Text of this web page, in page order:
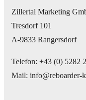
Zillertal Marketing
Tresdorf 101
A-9833 Rangersdorf
Telefon: +43 (0) 5282
Mail: info@reboarder-